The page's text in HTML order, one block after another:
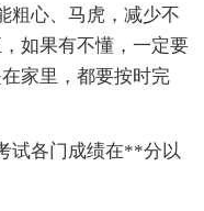
粗心、马虎，减少不
如果有不懂，一定要
家里，都要按时完
试各门成绩在**分以